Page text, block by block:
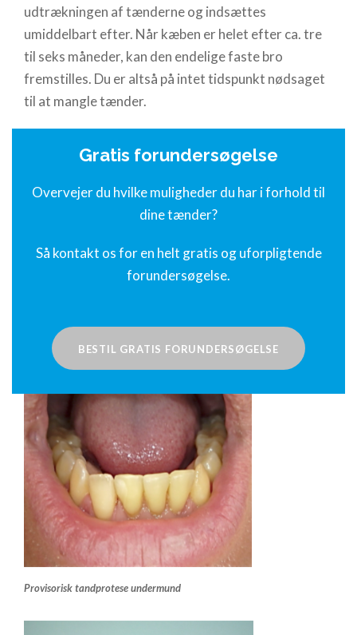
udtrækningen af tænderne og indsættes
umiddelbart efter. Når kæben er helet efter ca. tre
til seks måneder, kan den endelige faste bro
fremstilles. Du er altså på intet tidspunkt nødsaget
til at mangle tænder.
Gratis forundersøgelse
Overvejer du hvilke muligheder du har i forhold til
dine tænder?
Så kontakt os for en helt gratis og uforpligtende
forundersøgelse.
BESTIL GRATIS FORUNDERSØGELSE
Provisorisk tandprotese undermund